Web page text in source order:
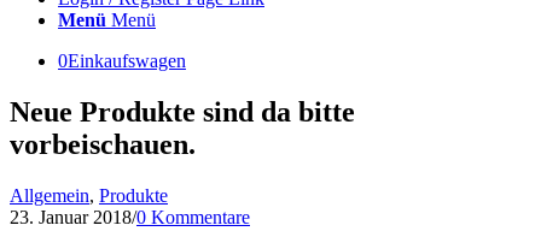
Menü Menü
0Einkaufswagen
Neue Produkte sind da bitte
vorbeischauen.
Allgemein, Produkte
23. Januar 2018/0 Kommentare